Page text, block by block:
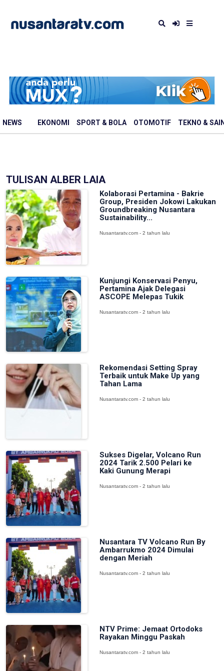
NEWS EKONOMI SPORT & BOLA OTOMOTIF TEKNO &
TULISAN ALBER LAIA
Kolaborasi Pertamina - Bakrie
Group, Presiden Jokowi Lakukan
Groundbreaking Nusantara
Sustainability...
Nusantaratv.com - 2 tahun lalu
Kunjungi Konservasi Penyu,
Pertamina Ajak Delegasi
ASCOPE Melepas Tukik
Nusantaratv.com - 2 tahun lalu
Rekomendasi Setting Spray
Terbaik untuk Make Up yang
Tahan Lama
Nusantaratv.com - 2 tahun lalu
Sukses Digelar, Volcano Run
2024 Tarik 2.500 Pelari ke
Kaki Gunung Merapi
Nusantaratv.com - 2 tahun lalu
Nusantara TV Volcano Run By
Ambarrukmo 2024 Dimulai
dengan Meriah
Nusantaratv.com - 2 tahun lalu
NTV Prime: Jemaat Ortodoks
Rayakan Minggu Paskah
Nusantaratv.com - 2 tahun lalu